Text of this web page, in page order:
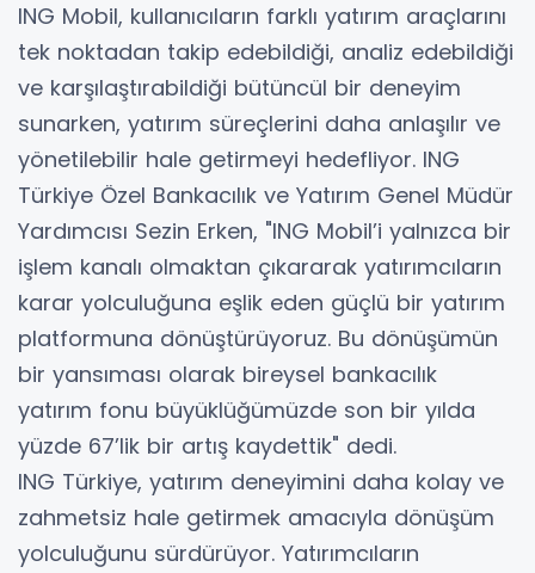
ING Mobil, kullanıcıların farklı yatırım araçlarını
tek noktadan takip edebildiği, analiz edebildiği
ve karşılaştırabildiği bütüncül bir deneyim
sunarken, yatırım süreçlerini daha anlaşılır ve
yönetilebilir hale getirmeyi hedefliyor. ING
Türkiye Özel Bankacılık ve Yatırım Genel Müdür
Yardımcısı Sezin Erken, "ING Mobil’i yalnızca bir
işlem kanalı olmaktan çıkararak yatırımcıların
karar yolculuğuna eşlik eden güçlü bir yatırım
platformuna dönüştürüyoruz. Bu dönüşümün
bir yansıması olarak bireysel bankacılık
yatırım fonu büyüklüğümüzde son bir yılda
yüzde 67’lik bir artış kaydettik" dedi.
ING Türkiye, yatırım deneyimini daha kolay ve
zahmetsiz hale getirmek amacıyla dönüşüm
yolculuğunu sürdürüyor. Yatırımcıların